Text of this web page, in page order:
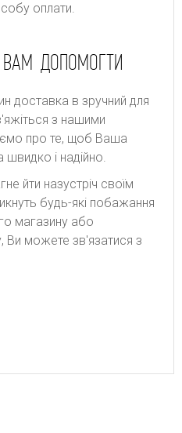
oплaти.
ДОПОМОГТИ
доставка в зручний для
з нашими
про те, щоб Ваша
і надійно.
йти назустріч своїм
будь-які побажання
магазину або
Ви можете зв'язатися з